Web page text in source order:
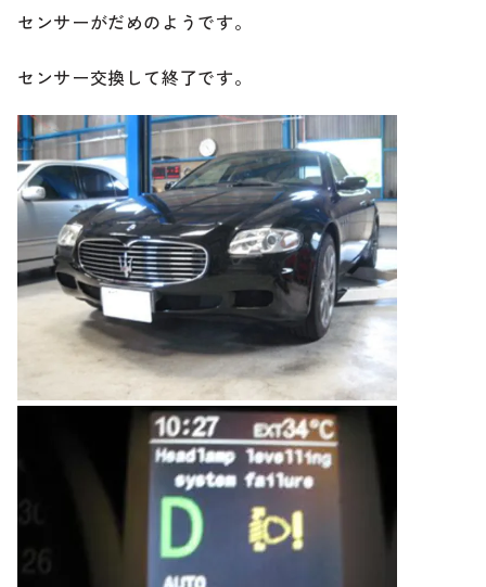
その他のお問い合わせ
電話・メールなどのご連絡方法意外にも、オンラインで
のご相談も可能です。
お問い合わせフォームにて、オンラインでのご連絡をご
希望ください。
センサーがだめのようです。
センサー交換して終了です。